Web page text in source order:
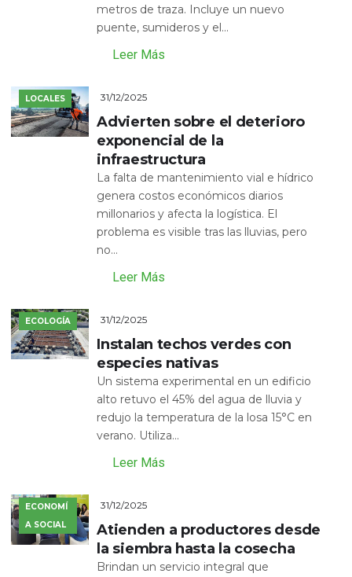
metros de traza. Incluye un nuevo
puente, sumideros y el...
Leer Más
LOCALES 31/12/2025
Advierten sobre el deterioro
exponencial de la
infraestructura
La falta de mantenimiento vial e hídrico
genera costos económicos diarios
millonarios y afecta la logística. El
problema es visible tras las lluvias, pero
no...
Leer Más
ECOLOGÍA 31/12/2025
Instalan techos verdes con
especies nativas
Un sistema experimental en un edificio
alto retuvo el 45% del agua de lluvia y
redujo la temperatura de la losa 15°C en
verano. Utiliza...
Leer Más
ECONOMÍ
A SOCIAL
31/12/2025
Atienden a productores desde
la siembra hasta la cosecha
Brindan un servicio integral que